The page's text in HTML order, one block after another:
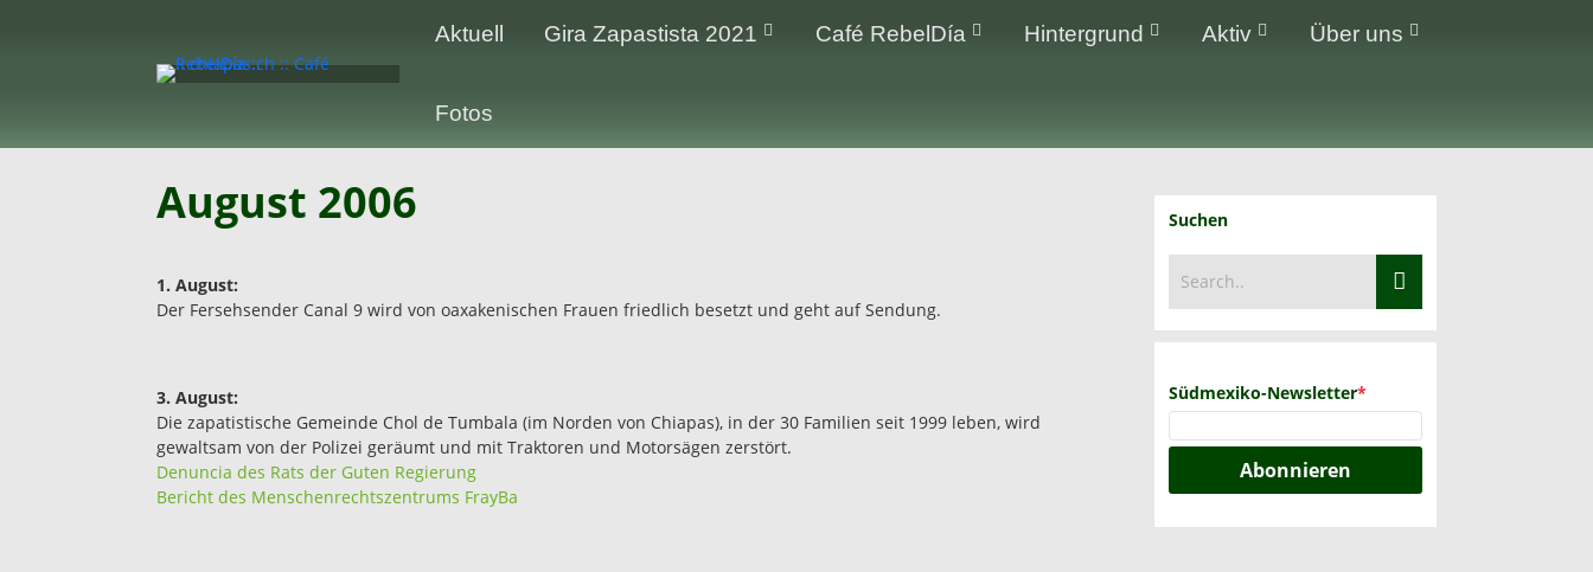
Aktuell Gira Zapastista 2021 Café RebelDía Hintergrund Aktiv Über uns
Fotos
August 2006
1. August:
Der Fersehsender Canal 9 wird von oaxakenischen Frauen friedlich besetzt und geht auf Sendung.
3. August:
Die zapatistische Gemeinde Chol de Tumbala (im Norden von Chiapas), in der 30 Familien seit 1999 leben, wird
gewaltsam von der Polizei geräumt und mit Traktoren und Motorsägen zerstört.
Denuncia des Rats der Guten Regierung
Bericht des Menschenrechtszentrums FrayBa
Suchen
Südmexiko-Newsletter*
Abonnieren